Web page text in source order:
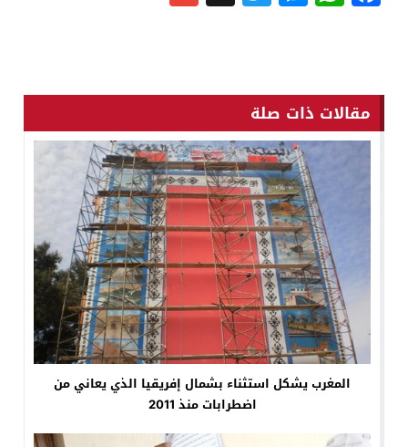
مقالات ذات صلة
المغرب يشكل استثناء بشمال إفريقيا الذي يعاني من
اضطرابات منذ 2011